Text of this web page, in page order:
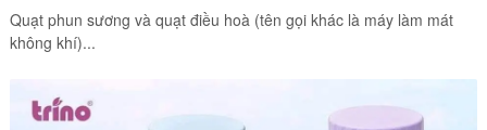
Quạt phun sương và quạt điều hoà (tên gọi khác là máy làm mát
không khí)...